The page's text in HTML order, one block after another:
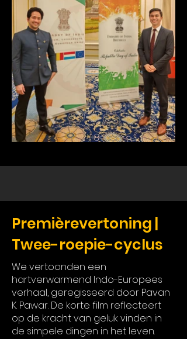
Premièrevertoning |
Twee-roepie-cyclus
We vertoonden een
hartverwarmend Indo-Europees
verhaal, geregisseerd door Pavan
K. Pawar. De korte film reflecteert
op de kracht van geluk vinden in
de simpele dingen in het leven.